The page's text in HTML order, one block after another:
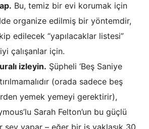
Bu, temiz bir evi korumak için
organize edilmiş bir yöntemdir,
edilecek “yapılacaklar listesi”
çalışanlar için.
izleyin. Şüpheli ‘Beş Saniye
(orada sadece beş
yemek yemeyi gerektirir),
Sarah Felton’un bu güçlü